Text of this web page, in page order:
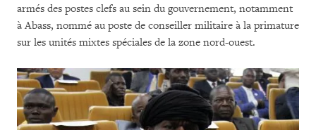
armés des postes clefs au sein du gouvernement, notamment
à Abass, nommé au poste de conseiller militaire à la primature
sur les unités mixtes spéciales de la zone nord-ouest.